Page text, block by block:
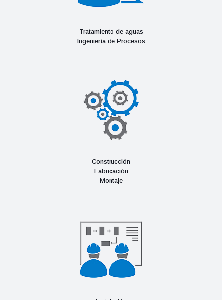
Tratamiento de aguas
Ingeniería de Procesos
Construcción
Fabricación
Montaje